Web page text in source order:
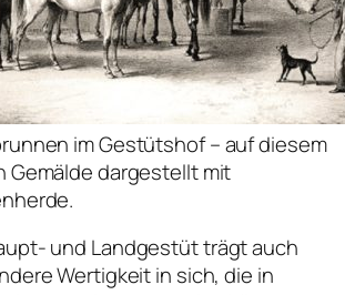
im Gestütshof – auf diesem
Gemälde dargestellt mit
und Landgestüt trägt auch
Wertigkeit in sich, die in